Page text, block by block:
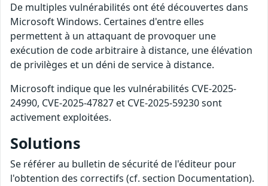
De multiples vulnérabilités ont été découvertes dans
Microsoft Windows. Certaines d'entre elles
permettent à un attaquant de provoquer une
exécution de code arbitraire à distance, une élévation
de privilèges et un déni de service à distance.
Microsoft indique que les vulnérabilités CVE-2025-
24990, CVE-2025-47827 et CVE-2025-59230 sont
activement exploitées.
Solutions
Se référer au bulletin de sécurité de l'éditeur pour
l'obtention des correctifs (cf. section Documentation).